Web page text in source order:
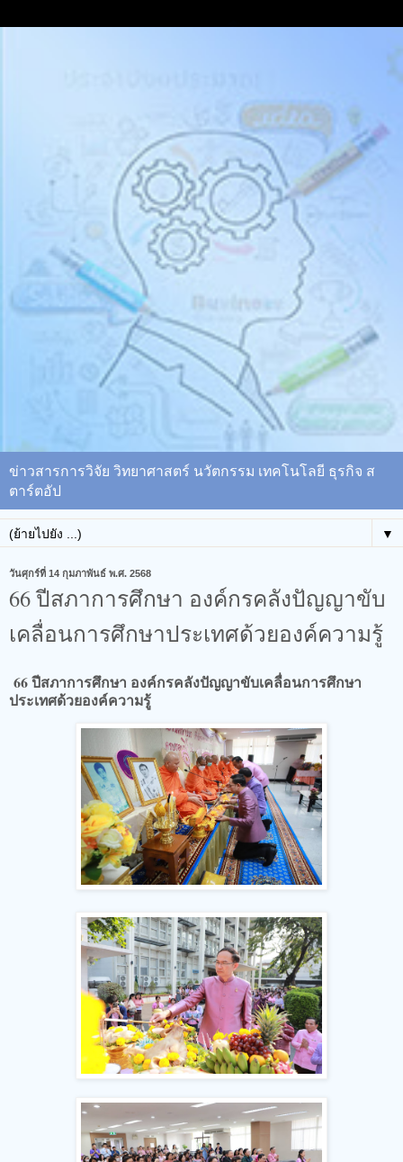
ข่าวสารการวิจัย วิทยาศาสตร์ นวัตกรรม เทคโนโลยี ธุรกิจ ส
ตาร์ตอัป
▼
วันศุกร์ที่ 14 กุมภาพันธ์ พ.ศ. 2568
66 ปีสภาการศึกษา องค์กรคลังปัญญาขับ
เคลื่อนการศึกษาประเทศด้วยองค์ความรู้
66 ปีสภาการศึกษา องค์กรคลังปัญญาขับเคลื่อนการศึกษา
ประเทศด้วยองค์ความรู้